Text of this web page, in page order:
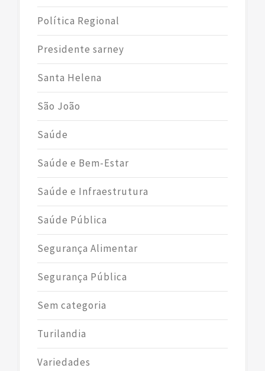
Política Regional
Presidente sarney
Santa Helena
São João
Saúde
Saúde e Bem-Estar
Saúde e Infraestrutura
Saúde Pública
Segurança Alimentar
Segurança Pública
Sem categoria
Turilandia
Variedades